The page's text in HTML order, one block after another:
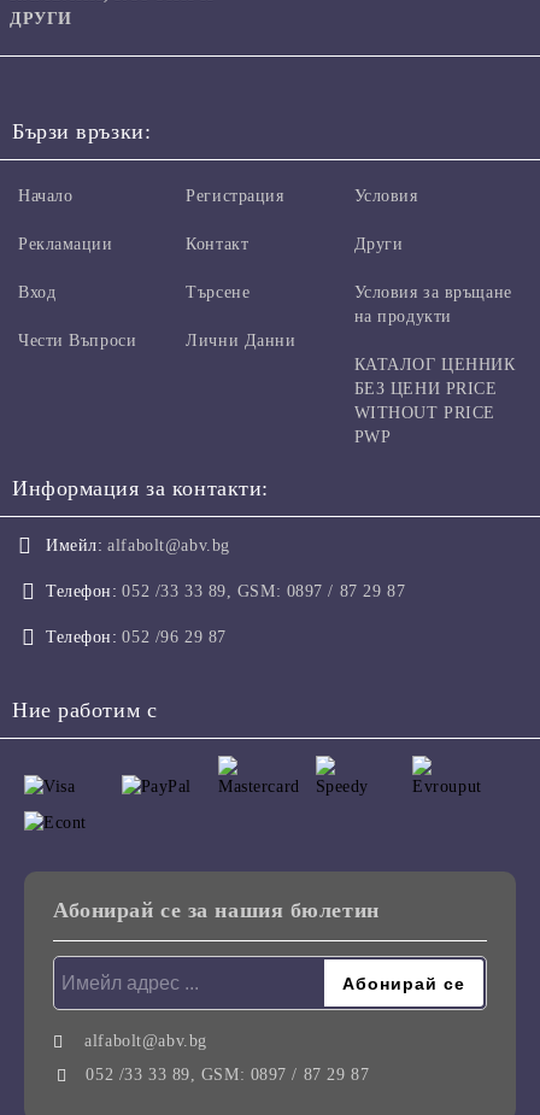
ДРУГИ
Бързи връзки:
Начало
Рекламации
Вход
Чести Въпроси
Регистрация
Контакт
Търсене
Лични Данни
Условия
Други
Условия за връщане
на продукти
КАТАЛОГ ЦЕННИК
БЕЗ ЦЕНИ PRICE
WITHOUT PRICE
PWP
Информация за контакти:
Имейл: alfabolt@abv.bg
Телефон: 052 /33 33 89, GSM: 0897 / 87 29 87
Телефон: 052 /96 29 87
Ние работим с
Абонирай се за нашия бюлетин
alfabolt@abv.bg
052 /33 33 89, GSM: 0897 / 87 29 87